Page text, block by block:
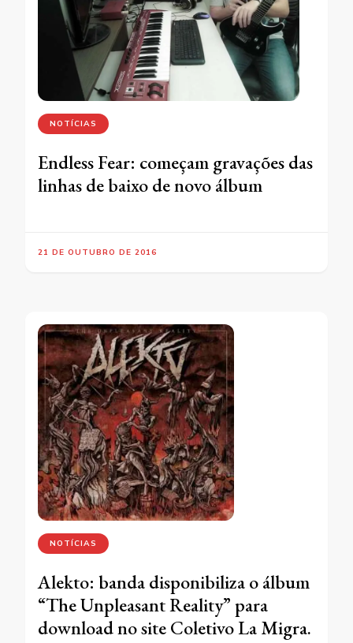
NOTÍCIAS
Endless Fear: começam gravações das
linhas de baixo de novo álbum
21 DE OUTUBRO DE 2016
NOTÍCIAS
Alekto: banda disponibiliza o álbum
“The Unpleasant Reality” para
download no site Coletivo La Migra.